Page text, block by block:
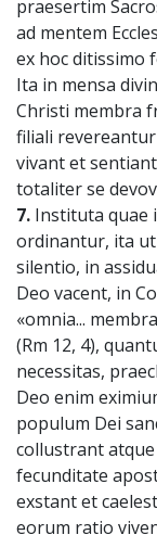
praesertim
ad mentem
ex hoc ditissimo
Ita in mensa
Christi membra
filiali
vivant et
totaliter se
7. Instituta quae
ordinantur, ita
silentio, in
Deo vacent, in
«omnia...
(Rm 12, 4),
necessitas,
Deo enim
populum Dei
collustrant
fecunditate
exstant et
eorum ratio